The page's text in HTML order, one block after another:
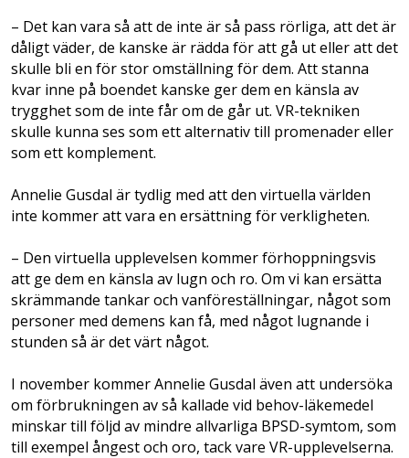
– Det kan vara så att de inte är så pass rörliga, att det är
dåligt väder, de kanske är rädda för att gå ut eller att det
skulle bli en för stor omställning för dem. Att stanna
kvar inne på boendet kanske ger dem en känsla av
trygghet som de inte får om de går ut. VR-tekniken
skulle kunna ses som ett alternativ till promenader eller
som ett komplement.
Annelie Gusdal är tydlig med att den virtuella världen
inte kommer att vara en ersättning för verkligheten.
– Den virtuella upplevelsen kommer förhoppningsvis
att ge dem en känsla av lugn och ro. Om vi kan ersätta
skrämmande tankar och vanföreställningar, något som
personer med demens kan få, med något lugnande i
stunden så är det värt något.
I november kommer Annelie Gusdal även att undersöka
om förbrukningen av så kallade vid behov-läkemedel
minskar till följd av mindre allvarliga BPSD-symtom, som
till exempel ångest och oro, tack vare VR-upplevelserna.